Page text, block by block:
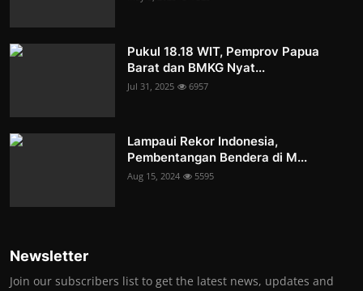
Pukul 18.18 WIT, Pemprov Papua
Barat dan BMKG Nyat...
Jul 31, 2025 6957
Lampaui Rekor Indonesia,
Pembentangan Bendera di M...
Aug 15, 2024 5595
Newsletter
Join our subscribers list to get the latest news, updates and